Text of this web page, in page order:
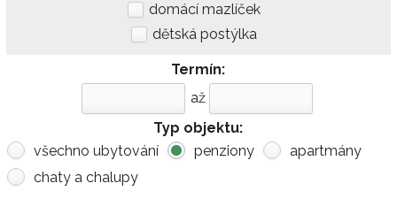
domácí mazlíček
dětská postýlka
Termín:
až
Typ objektu:
všechno ubytování
penziony
apartmány
chaty a chalupy